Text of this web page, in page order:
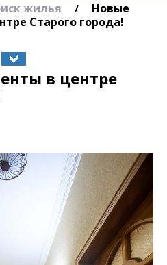
жилья /
Новые
Старого города!
в центре